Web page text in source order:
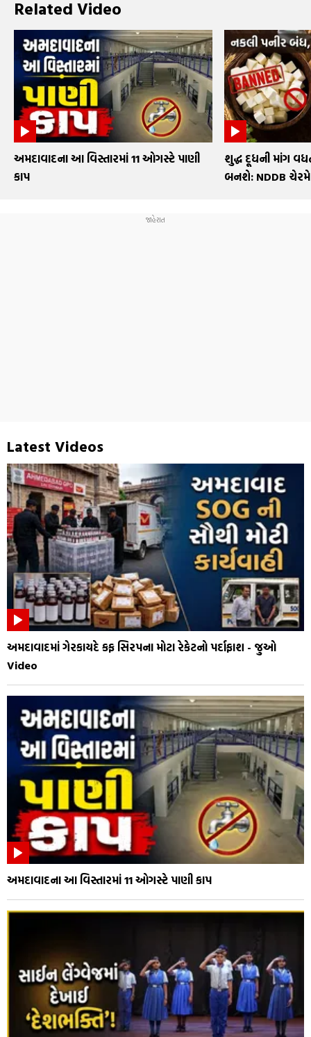
Related Video
અમદાવાદના આ વિસ્તારમાં 11 ઓગસ્ટે પાણી
કાપ
શુદ્ધ દૂધની માંગ
બનશે: NDDB
Latest Videos
અમદાવાદમાં ગેરકાયદે કફ સિરપના મોટા રેકેટનો પર્દાફાશ - જુઓ
Video
અમદાવાદના આ વિસ્તારમાં 11 ઓગસ્ટે પાણી કાપ